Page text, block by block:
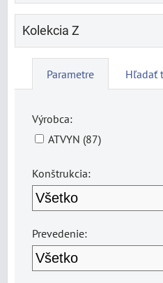
Kolekcia Z
Parametre Hľadať
Výrobca:
ATVYN (87)
Konštrukcia:
Prevedenie: